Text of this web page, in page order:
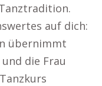
auf dich:
übernimmt
die Frau